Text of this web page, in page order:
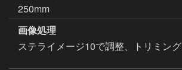
250mm
画像処理
ステライメージ10で調整、トリミング